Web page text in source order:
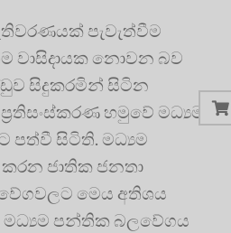
පැවැත්වීම
වාසිදායක නොවන බව
සිදුකරමින් සිටින
හමුවේ මධ්‍යම
පත්වී සිටිති. මධ්‍යම
ජාතික ජනතා
මෙය අතිශය
මධ්‍යම පන්තික බලවේගය